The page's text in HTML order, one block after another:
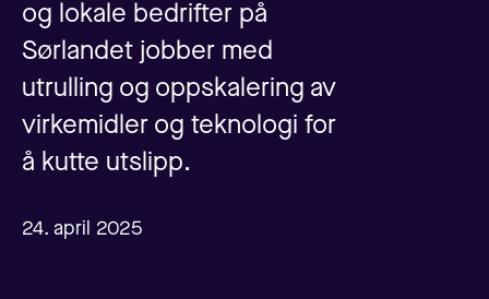
og lokale bedrifter på
Sørlandet jobber med
utrulling og oppskalering av
virkemidler og teknologi for
å kutte utslipp.
24. april 2025